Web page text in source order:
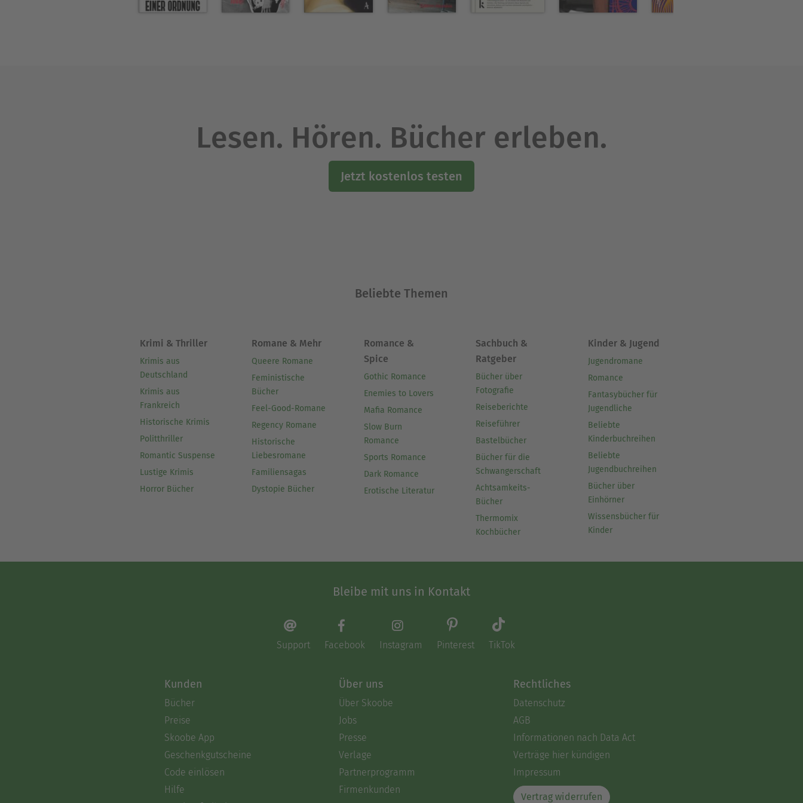
Lesen. Hören. Bücher erleben.
Jetzt kostenlos testen
Beliebte Themen
Krimi & Thriller
Krimis aus
Deutschland
Krimis aus
Frankreich
Historische Krimis
Politthriller
Romantic Suspense
Lustige Krimis
Horror Bücher
Romane & Mehr
Queere Romane
Feministische
Bücher
Feel-Good-Romane
Regency Romane
Historische
Liebesromane
Familiensagas
Dystopie Bücher
Romance &
Spice
Gothic Romance
Enemies to Lovers
Mafia Romance
Slow Burn
Romance
Sports Romance
Dark Romance
Erotische Literatur
Sachbuch &
Ratgeber
Bücher über
Fotografie
Reiseberichte
Reiseführer
Bastelbücher
Bücher für die
Schwangerschaft
Achtsamkeits-
Bücher
Thermomix
Kochbücher
Kinder & Jugend
Jugendromane
Romance
Fantasybücher für
Jugendliche
Beliebte
Kinderbuchreihen
Beliebte
Jugendbuchreihen
Bücher über
Einhörner
Wissensbücher für
Kinder
Bleibe mit uns in Kontakt
Support Facebook Instagram Pinterest TikTok
Kunden
Bücher
Preise
Skoobe App
Geschenkgutscheine
Code einlösen
Hilfe
Über uns
Über Skoobe
Jobs
Presse
Verlage
Partnerprogramm
Firmenkunden
Rechtliches
Datenschutz
AGB
Informationen nach Data Act
Verträge hier kündigen
Impressum
Vertrag widerrufen